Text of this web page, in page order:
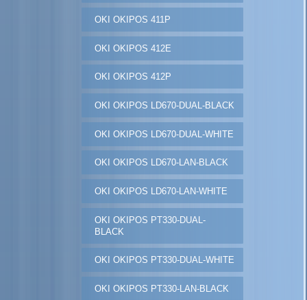
OKI OKIPOS 411P
OKI OKIPOS 412E
OKI OKIPOS 412P
OKI OKIPOS LD670-DUAL-BLACK
OKI OKIPOS LD670-DUAL-WHITE
OKI OKIPOS LD670-LAN-BLACK
OKI OKIPOS LD670-LAN-WHITE
OKI OKIPOS PT330-DUAL-
BLACK
OKI OKIPOS PT330-DUAL-WHITE
OKI OKIPOS PT330-LAN-BLACK